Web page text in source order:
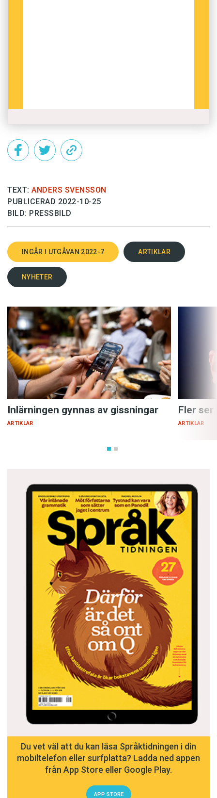
TEXT: ANDERS SVENSSON
PUBLICERAD 2022-10-25
BILD: PRESSBILD
INGÅR I UTGÅVAN 2022-7 ARTIKLAR
NYHETER
Inlärningen gynnas av gissningar
ARTIKLAR
Fler
ARTIKLAR
Du vet väl att du kan läsa Språktidningen i din
mobiltelefon eller surfplatta? Ladda ned appen
från App Store eller Google Play.
APP STORE